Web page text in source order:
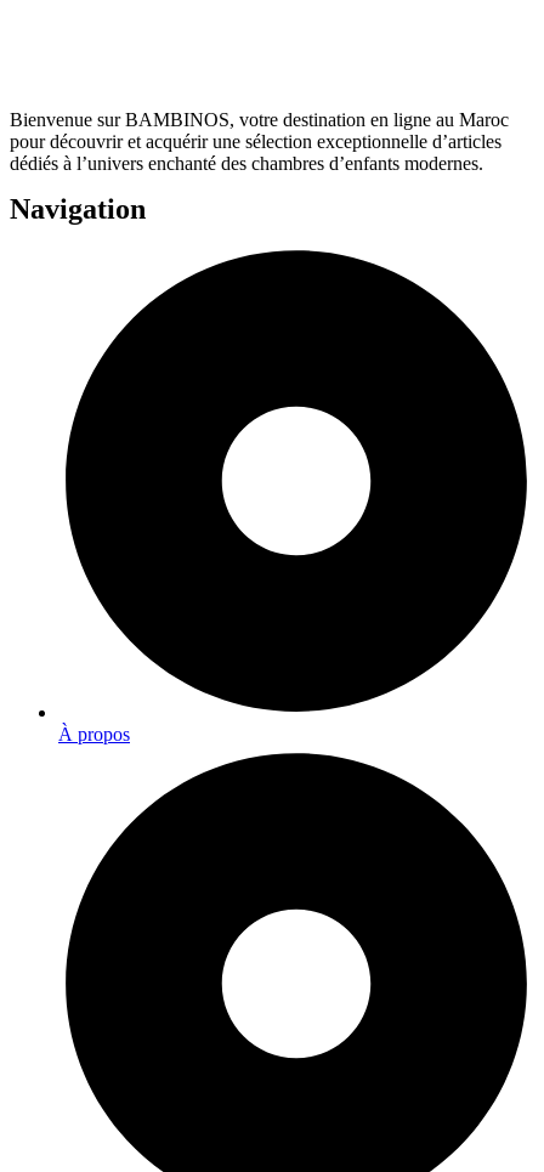
Bienvenue sur BAMBINOS, votre destination en ligne au Maroc
pour découvrir et acquérir une sélection exceptionnelle d’articles
dédiés à l’univers enchanté des chambres d’enfants modernes.
Navigation
À propos